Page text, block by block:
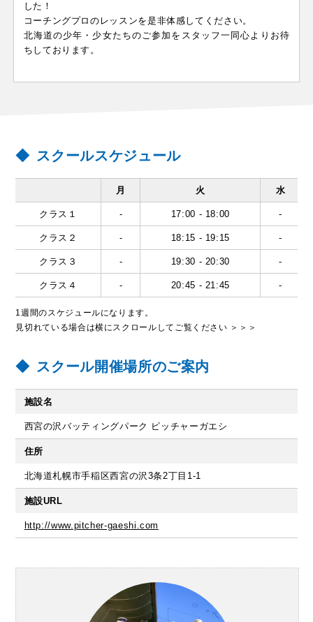
した！
コーチングプロのレッスンを是非体感してください。
北海道の少年・少女たちのご参加をスタッフ一同心よりお待
ちしております。
スクールスケジュール
月 火 水
クラス１ - 17:00 - 18:00 -
クラス２ - 18:15 - 19:15 -
クラス３ - 19:30 - 20:30 -
クラス４ - 20:45 - 21:45 -
1週間のスケジュールになります。
見切れている場合は横にスクロールしてご覧ください ＞＞＞
スクール開催場所のご案内
施設名
西宮の沢バッティングパーク ピッチャーガエシ
住所
北海道札幌市手稲区西宮の沢3条2丁目1-1
施設URL
http://www.pitcher-gaeshi.com